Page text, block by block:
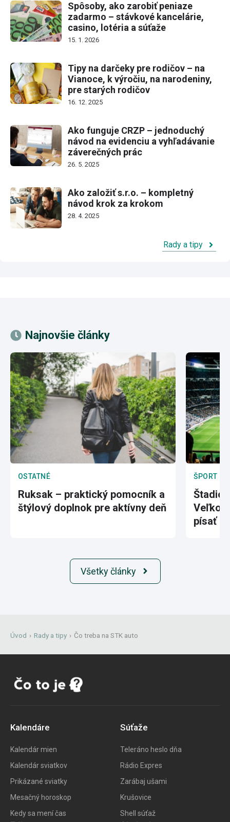
Spôsoby, ako zarobiť peniaze
zadarmo – stávkové kancelárie,
casino, lotéria a súťaže
15. 1. 2026
Tipy na darčeky pre rodičov – na
Vianoce, k výročiu, na narodeniny,
pre starých rodičov
16. 12. 2025
Ako funguje CRZP – jednoduchý
návod na evidenciu a vyhľadávanie
záverečných prác
26. 5. 2025
Ako založiť s.r.o. – kompletný
návod krok za krokom
28. 4. 2025
Rady a tipy
Najnovšie články
OSTATNÉ
Ruksak – praktický pomocník a
štýlový doplnok pre aktívny deň
ŠPORT
písať
Všetky články
Úvod › Rady a tipy › Čo treba na STK auto
Kalendáre
Kalendár mien
Kalendár sviatkov
Prikázané sviatky
Mesačný horoskop
Kedy sa mení čas
Súťaže
Teleráno heslo dňa
Rádio Expres
Zarábaj ušami
Krušovice
Shell súťaž